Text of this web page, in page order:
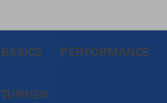
BASICS PERFORMANCE
TURNEN